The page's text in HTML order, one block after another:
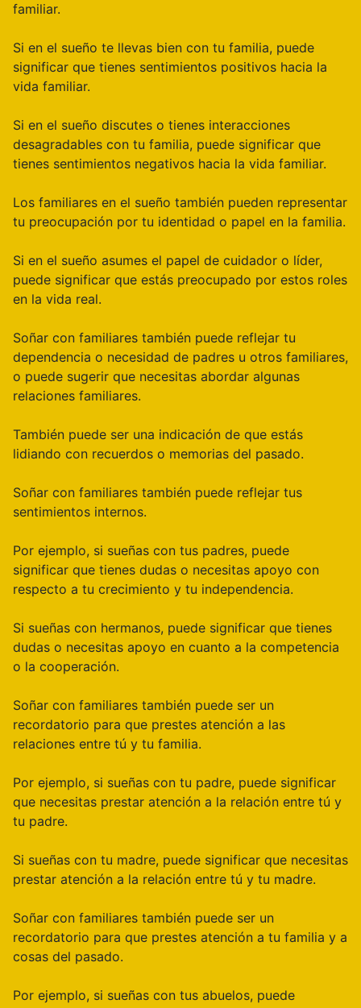
familiar.
Si en el sueño te llevas bien con tu familia, puede
significar que tienes sentimientos positivos hacia la
vida familiar.
Si en el sueño discutes o tienes interacciones
desagradables con tu familia, puede significar que
tienes sentimientos negativos hacia la vida familiar.
Los familiares en el sueño también pueden representar
tu preocupación por tu identidad o papel en la familia.
Si en el sueño asumes el papel de cuidador o líder,
puede significar que estás preocupado por estos roles
en la vida real.
Soñar con familiares también puede reflejar tu
dependencia o necesidad de padres u otros familiares,
o puede sugerir que necesitas abordar algunas
relaciones familiares.
También puede ser una indicación de que estás
lidiando con recuerdos o memorias del pasado.
Soñar con familiares también puede reflejar tus
sentimientos internos.
Por ejemplo, si sueñas con tus padres, puede
significar que tienes dudas o necesitas apoyo con
respecto a tu crecimiento y tu independencia.
Si sueñas con hermanos, puede significar que tienes
dudas o necesitas apoyo en cuanto a la competencia
o la cooperación.
Soñar con familiares también puede ser un
recordatorio para que prestes atención a las
relaciones entre tú y tu familia.
Por ejemplo, si sueñas con tu padre, puede significar
que necesitas prestar atención a la relación entre tú y
tu padre.
Si sueñas con tu madre, puede significar que necesitas
prestar atención a la relación entre tú y tu madre.
Soñar con familiares también puede ser un
recordatorio para que prestes atención a tu familia y a
cosas del pasado.
Por ejemplo, si sueñas con tus abuelos, puede